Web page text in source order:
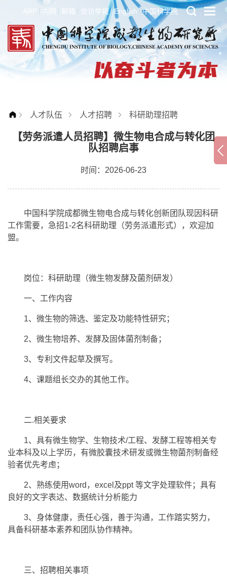
ARP 内网 邮箱 信访举报 English 中国科学院
人才队伍 人才招聘 科研助理招聘
【劳务派遣人员招聘】微生物电合成与转化团
队招聘启事
时间：2026-06-23
中国科学院成都微生物电合成与转化创新团队现因科研
工作需要，急招1-2名科研助理（劳务派遣形式），欢迎加
盟。
岗位：科研助理（微生物发酵及菌剂研发）
一、工作内容
1、微生物的筛选、鉴定及功能特性研究；
2、微生物培养、发酵及固体菌剂制备；
3、专利文件起草及撰写。
4、课题组长交办的其他工作。
二.相关要求
1、具有微生物学、生物技术/工程、发酵工程等相关专
业本科及以上学历，有微胶囊技术研发或微生物菌剂制备经
验者优先考虑；
2、熟练使用word，excel及ppt 等文字处理软件；具有
良好的文字表达、数据统计分析能力
3、身体健康，责任心强，善于沟通，工作踏实努力，
具备科研基本素养和团队协作精神。
三、招聘相关事项